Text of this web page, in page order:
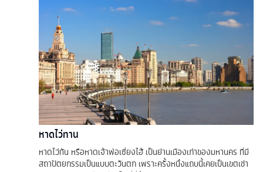
หาดไว่ทาน
หาดไว่ทัน หรือหาดเจ้าพ่อเซี่ยงไฮ้ เป็นย่านเมืองเก่าของมหานคร ที่มี
สถาปัตยกรรมเป็นแบบตะวันตก เพราะครั้งหนึ่งแถบนี้เคยเป็นเขตเช่า